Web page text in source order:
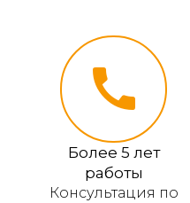
Более 5 лет
работы
Консультация по